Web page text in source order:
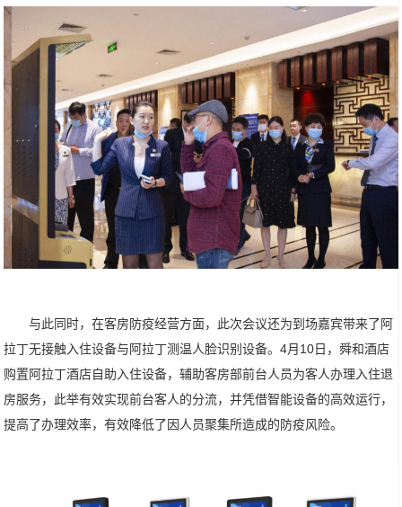
与此同时，在客房防疫经营方面，此次会议还为到场嘉宾带来了阿
拉丁无接触入住设备与阿拉丁测温人脸识别设备。4月10日，舜和酒店
购置阿拉丁酒店自助入住设备，辅助客房部前台人员为客人办理入住退
房服务，此举有效实现前台客人的分流，并凭借智能设备的高效运行，
提高了办理效率，有效降低了因人员聚集所造成的防疫风险。